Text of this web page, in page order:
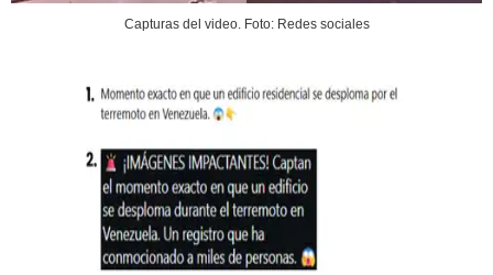
Capturas del video. Foto: Redes sociales